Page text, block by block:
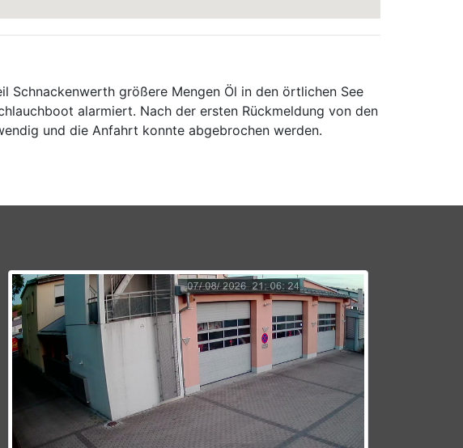
größere Mengen Öl in den örtlichen See
alarmiert. Nach der ersten Rückmeldung von den
und die Anfahrt konnte abgebrochen werden.